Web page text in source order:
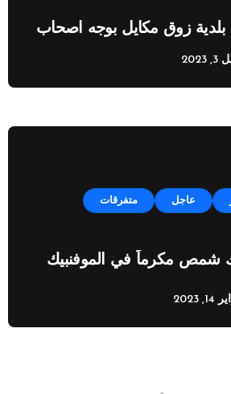
زوق مكايل بوجه اصحاب
2023
عاجل متفرقات
شمص مكرماً في الموفنبيك
2023